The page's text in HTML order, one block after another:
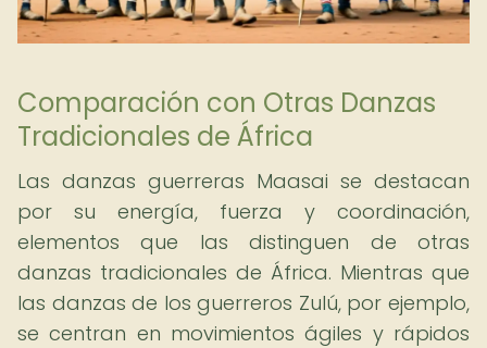
Comparación con Otras Danzas
Tradicionales de África
Las danzas guerreras Maasai se destacan
por su energía, fuerza y coordinación,
elementos que las distinguen de otras
danzas tradicionales de África. Mientras que
las danzas de los guerreros Zulú, por ejemplo,
se centran en movimientos ágiles y rápidos